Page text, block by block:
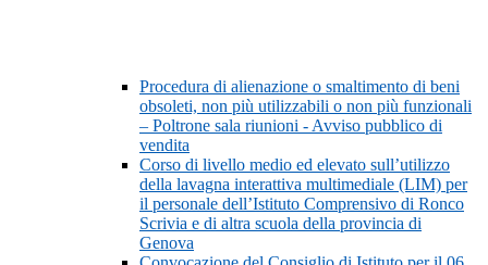
Procedura di alienazione o smaltimento di beni
obsoleti, non più utilizzabili o non più funzionali
– Poltrone sala riunioni - Avviso pubblico di
vendita
Corso di livello medio ed elevato sull’utilizzo
della lavagna interattiva multimediale (LIM) per
il personale dell’Istituto Comprensivo di Ronco
Scrivia e di altra scuola della provincia di
Genova